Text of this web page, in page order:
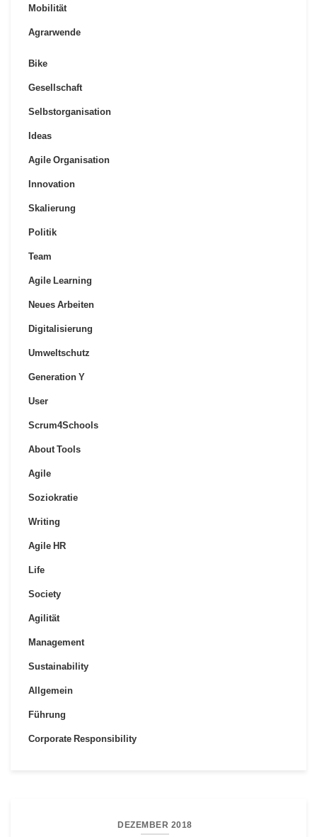
Mobilität
Agrarwende
Bike
Gesellschaft
Selbstorganisation
Ideas
Agile Organisation
Innovation
Skalierung
Politik
Team
Agile Learning
Neues Arbeiten
Digitalisierung
Umweltschutz
Generation Y
User
Scrum4Schools
About Tools
Agile
Soziokratie
Writing
Agile HR
Life
Society
Agilität
Management
Sustainability
Allgemein
Führung
Corporate Responsibility
DEZEMBER 2018